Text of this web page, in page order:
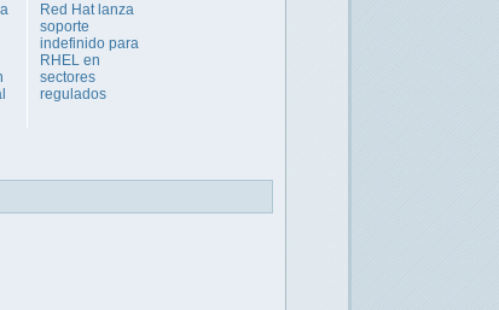
Red Hat lanza
soporte
indefinido para
RHEL en
sectores
regulados